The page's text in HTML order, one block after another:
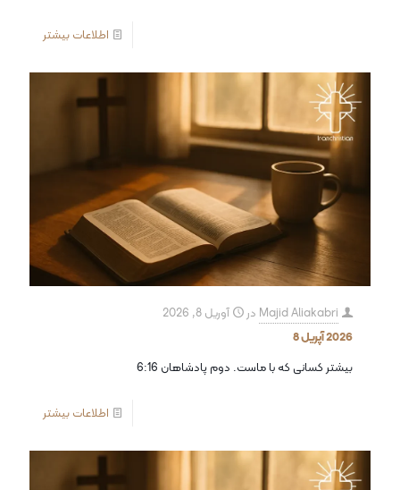
اطلاعات بیشتر
Majid Aliakabri در
آوریل 8, 2026
2026 آپریل 8
بیشتر کسانی که با ماست. دوم پادشاهان 6:16
اطلاعات بیشتر